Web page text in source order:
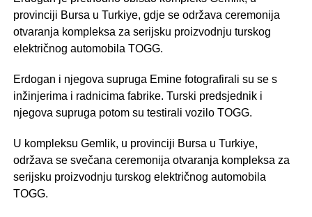
provinciji Bursa u Turkiye, gdje se održava ceremonija
otvaranja kompleksa za serijsku proizvodnju turskog
električnog automobila TOGG.
Erdogan i njegova supruga Emine fotografirali su se s
inžinjerima i radnicima fabrike. Turski predsjednik i
njegova supruga potom su testirali vozilo TOGG.
U kompleksu Gemlik, u provinciji Bursa u Turkiye,
održava se svečana ceremonija otvaranja kompleksa za
serijsku proizvodnju turskog električnog automobila
TOGG.